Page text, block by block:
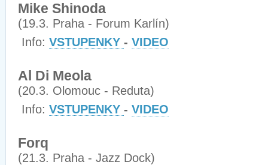
Mike Shinoda
(19.3. Praha - Forum Karlín)
Info: VSTUPENKY - VIDEO
Al Di Meola
(20.3. Olomouc - Reduta)
Info: VSTUPENKY - VIDEO
Forq
(21.3. Praha - Jazz Dock)